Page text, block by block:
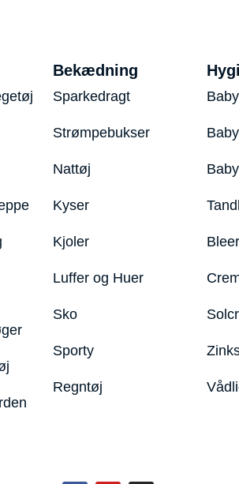
Bekædning
Sparkedragt
Strømpebukser
Nattøj
Kyser
Kjoler
Luffer og Huer
Sko
Sporty
Regntøj